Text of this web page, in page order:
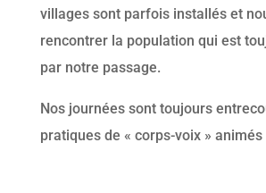
villages sont parfois installés et
rencontrer la population qui est
par notre passage.
Nos journées sont toujours
pratiques de « corps-voix »